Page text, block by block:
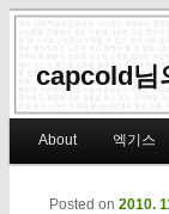
capcold님
Skip to primary
Skip to
About 엑기스
Posted on 2010.